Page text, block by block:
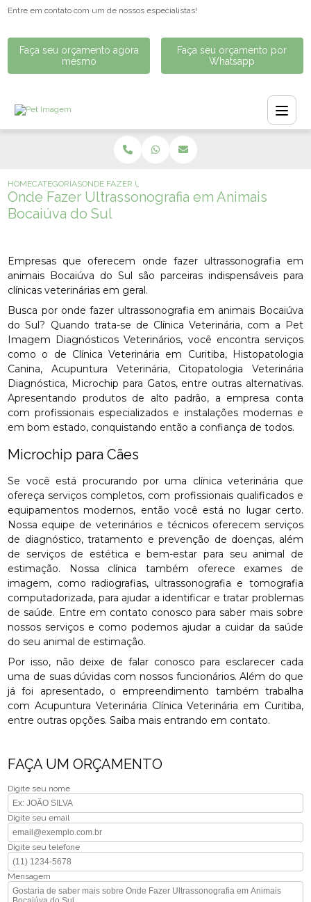
Entre em contato com um de nossos especialistas!
Faça seu orçamento agora
mesmo
Faça seu orçamento por
Whatsapp
HOMECATEGORIASONDE FAZER ULTRASSONOGRAFIA EM ANIMAIS
Onde Fazer Ultrassonografia em Animais
Bocaiúva do Sul
Empresas que oferecem onde fazer ultrassonografia em
animais Bocaiúva do Sul são parceiras indispensáveis para
clínicas veterinárias em geral.
Busca por onde fazer ultrassonografia em animais Bocaiúva
do Sul? Quando trata-se de Clínica Veterinária, com a Pet
Imagem Diagnósticos Veterinários, você encontra serviços
como o de Clínica Veterinária em Curitiba, Histopatologia
Canina, Acupuntura Veterinária, Citopatologia Veterinária
Diagnóstica, Microchip para Gatos, entre outras alternativas.
Apresentando produtos de alto padrão, a empresa conta
com profissionais especializados e instalações modernas e
em bom estado, conquistando então a confiança de todos.
Microchip para Cães
Se você está procurando por uma clínica veterinária que
ofereça serviços completos, com profissionais qualificados e
equipamentos modernos, então você está no lugar certo.
Nossa equipe de veterinários e técnicos oferecem serviços
de diagnóstico, tratamento e prevenção de doenças, além
de serviços de estética e bem-estar para seu animal de
estimação. Nossa clínica também oferece exames de
imagem, como radiografias, ultrassonografia e tomografia
computadorizada, para ajudar a identificar e tratar problemas
de saúde. Entre em contato conosco para saber mais sobre
nossos serviços e como podemos ajudar a cuidar da saúde
do seu animal de estimação.
Por isso, não deixe de falar conosco para esclarecer cada
uma de suas dúvidas com nossos funcionários. Além do que
já foi apresentado, o empreendimento também trabalha
com Acupuntura Veterinária Clínica Veterinária em Curitiba,
entre outras opções. Saiba mais entrando em contato.
FAÇA UM ORÇAMENTO
Digite seu nome
Digite seu email
Digite seu telefone
Mensagem